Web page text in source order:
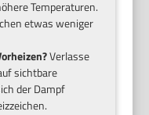
Temperaturen.
etwas weniger
Verlasse
sichtbare
der Dampf